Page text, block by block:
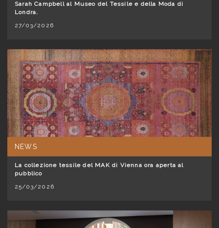
Sarah Campbell al Museo del Tessile e della Moda di
Londra.
27/03/2026
NEWS
La collezione tessile del MAK di Vienna ora aperta al
pubblico
25/03/2026